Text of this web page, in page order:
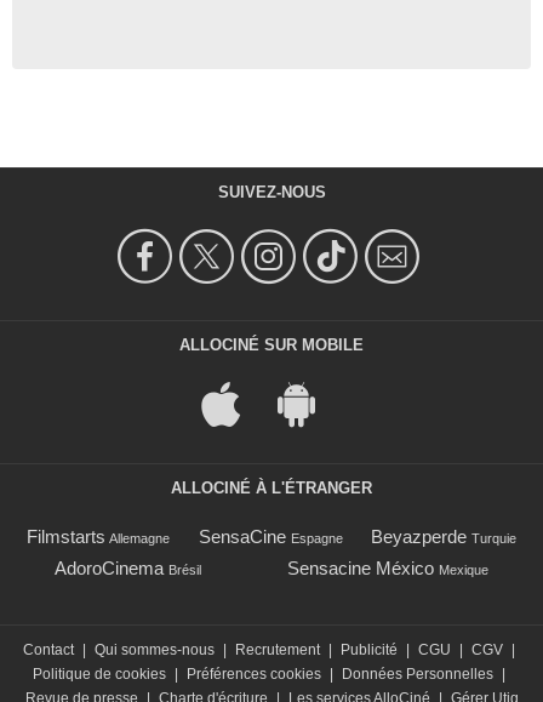
SUIVEZ-NOUS
ALLOCINÉ SUR MOBILE
ALLOCINÉ À L'ÉTRANGER
Filmstarts Allemagne SensaCine Espagne Beyazperde Turquie
AdoroCinema Brésil Sensacine México Mexique
Contact | Qui sommes-nous | Recrutement | Publicité | CGU | CGV |
Politique de cookies | Préférences cookies | Données Personnelles |
Revue de presse
| Charte d'écriture | Les services AlloCiné | Gérer Utiq